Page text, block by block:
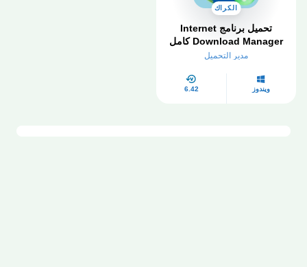
الكراك
تحميل برنامج Internet
Download Manager كامل
بالكراك والسيريال مجانا
مدير التحميل
ويندوز 6.42